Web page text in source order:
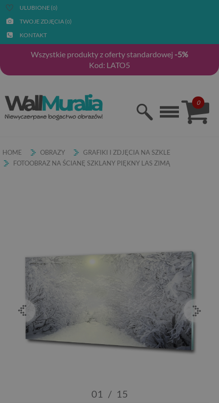
ULUBIONE (0)
TWOJE ZDJĘCIA (0)
KONTAKT
Wszystkie produkty z oferty standardowej -5%
Kod: LATO5
0
HOME OBRAZY
GRAFIKI I ZDJĘCIA NA SZKLE
FOTOOBRAZ NA ŚCIANĘ SZKLANY PIĘKNY LAS ZIMĄ
01 / 15